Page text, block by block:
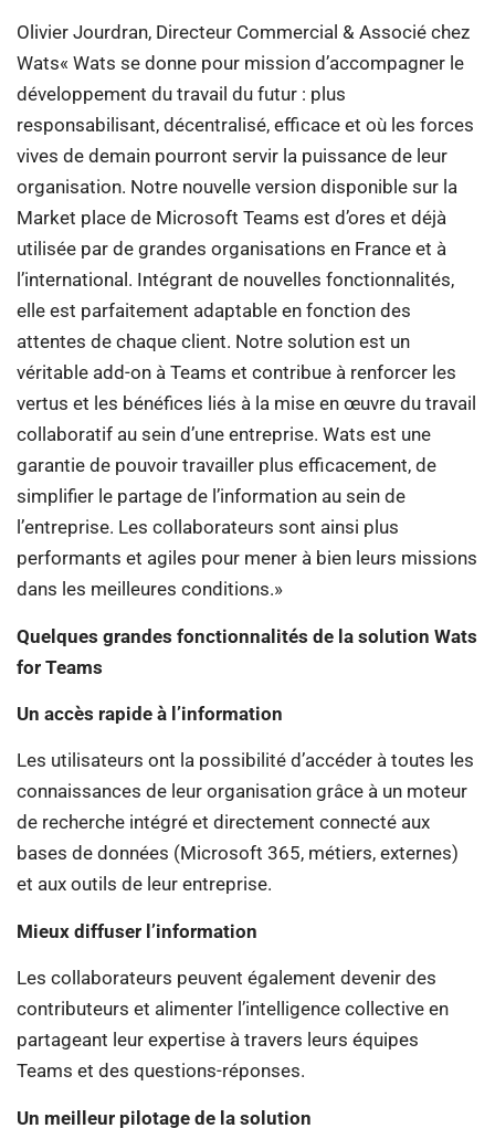
Olivier Jourdran, Directeur Commercial & Associé chez
Wats« Wats se donne pour mission d’accompagner le
développement du travail du futur : plus
responsabilisant, décentralisé, efficace et où les forces
vives de demain pourront servir la puissance de leur
organisation. Notre nouvelle version disponible sur la
Market place de Microsoft Teams est d’ores et déjà
utilisée par de grandes organisations en France et à
l’international. Intégrant de nouvelles fonctionnalités,
elle est parfaitement adaptable en fonction des
attentes de chaque client. Notre solution est un
véritable add-on à Teams et contribue à renforcer les
vertus et les bénéfices liés à la mise en œuvre du travail
collaboratif au sein d’une entreprise. Wats est une
garantie de pouvoir travailler plus efficacement, de
simplifier le partage de l’information au sein de
l’entreprise. Les collaborateurs sont ainsi plus
performants et agiles pour mener à bien leurs missions
dans les meilleures conditions.»
Quelques grandes fonctionnalités de la solution Wats
for Teams
Un accès rapide à l’information
Les utilisateurs ont la possibilité d’accéder à toutes les
connaissances de leur organisation grâce à un moteur
de recherche intégré et directement connecté aux
bases de données (Microsoft 365, métiers, externes)
et aux outils de leur entreprise.
Mieux diffuser l’information
Les collaborateurs peuvent également devenir des
contributeurs et alimenter l’intelligence collective en
partageant leur expertise à travers leurs équipes
Teams et des questions-réponses.
Un meilleur pilotage de la solution